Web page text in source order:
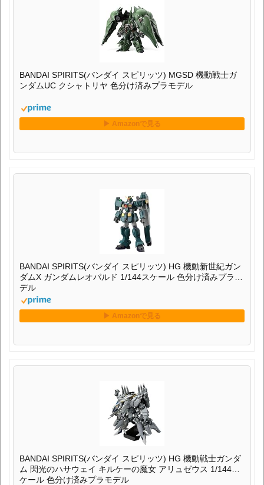
BANDAI SPIRITS(バンダイ スピリッツ) MGSD 機動戦士ガ
ンダムUC クシャトリヤ 色分け済みプラモデル
BANDAI SPIRITS(バンダイ スピリッツ) HG 機動新世紀ガン
ダムX ガンダムレオパルド 1/144スケール 色分け済みプラモ
デル
BANDAI SPIRITS(バンダイ スピリッツ) HG 機動戦士ガンダ
ム 閃光のハサウェイ キルケーの魔女 アリュゼウス 1/144ス
ケール 色分け済みプラモデル